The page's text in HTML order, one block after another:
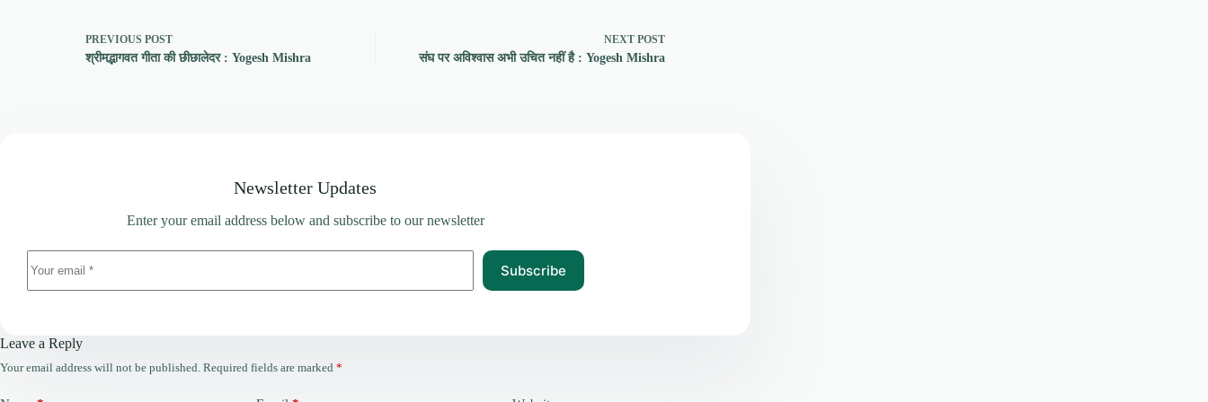
PREVIOUS POST
श्रीमद्भागवत गीता की छीछालेदर : Yogesh Mishra
NEXT POST
संघ पर अविश्वास अभी उचित नहीं है : Yogesh Mishra
Newsletter Updates
Enter your email address below and subscribe to our newsletter
Subscribe
Leave a Reply
Your email address will not be published. Required fields are marked *